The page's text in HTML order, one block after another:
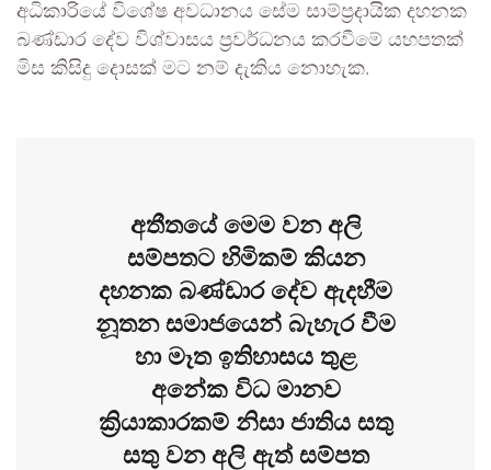
අධිකාරියේ විශේෂ අවධානය සේම සාම්ප්‍රදායික දහනක
බණ්ඩාර දේව විශ්වාසය ප්‍රවර්ධනය කරවීමේ යහපතක්
මිස කිසිදු දොසක් මට නම් දැකිය නොහැක.
අතීතයේ මෙම වන අලි
සම්පතට හිමිකම් කියන
දහනක බණ්ඩාර දේව ඇදහීම
නූතන සමාජයෙන් බැහැර වීම
හා මෑත ඉතිහාසය තුළ
අනේක විධ මානව
ක්‍රියාකාරකම් නිසා ජාතිය සතු
සතු වන අලි ඇත් සම්පත